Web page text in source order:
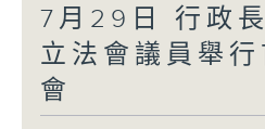
7月29日 行政
立法會議員舉
會